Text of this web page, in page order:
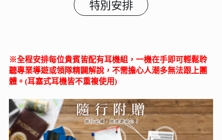
特別安排
※全程安排每位貴賓皆配有耳機組，一機在手即可輕鬆聆
聽專業導遊或領隊精闢解說，不需擔心人潮多無法跟上團
體。(耳塞式耳機皆不重複使用)